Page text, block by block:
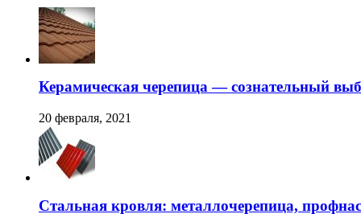
Керамическая черепица — сознательный
20 февраля, 2021
Стальная кровля: металлочерепица,